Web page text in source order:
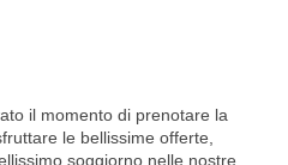
il momento di prenotare la
le bellissime offerte,
soggiorno nelle nostre